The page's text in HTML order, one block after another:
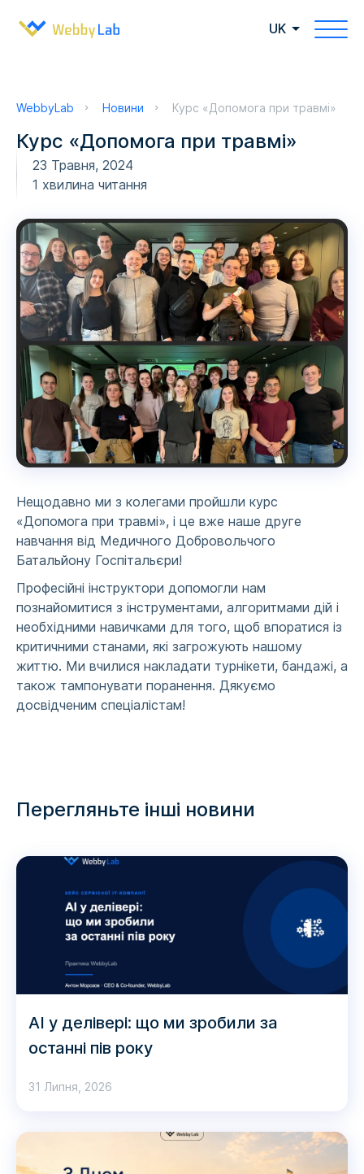
UK
WebbyLab Новини Курс «Допомога при травмі»
Курс «Допомога при травмі»
23 Травня, 2024
1 хвилина читання
Нещодавно ми з колегами пройшли курс
«Допомога при травмі», і це вже наше друге
навчання від Медичного Добровольчого
Батальйону Госпітальєри!
Професійні інструктори допомогли нам
познайомитися з інструментами, алгоритмами дій і
необхідними навичками для того, щоб впоратися із
критичними станами, які загрожують нашому
життю. Ми вчилися накладати турнікети, бандажі, а
також тампонувати поранення. Дякуємо
досвідченим спеціалістам!
Перегляньте інші новини
AI у делівері: що ми зробили за
останні пів року
31 Липня, 2026